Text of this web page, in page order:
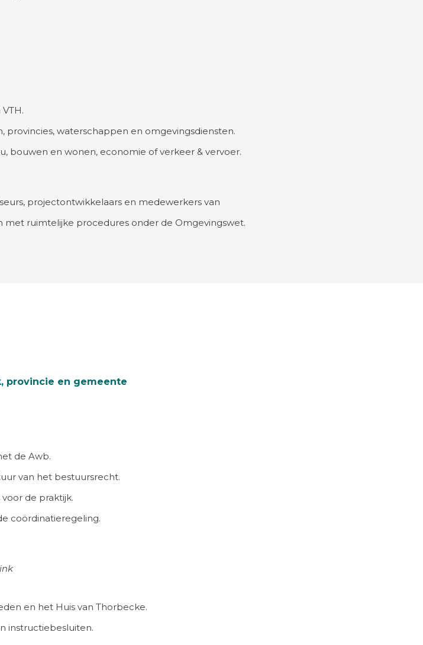
waterschappen en omgevingsdiensten.
bouwen en wonen, economie of verkeer & vervoer.
projectontwikkelaars en medewerkers van
ruimtelijke procedures onder de Omgevingswet.
provincie en gemeente
de Awb.
van het bestuursrecht.
voor de praktijk.
coördinatieregeling.
en het Huis van Thorbecke.
instructiebesluiten.